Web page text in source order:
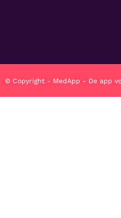
© Copyright - MedApp - De app